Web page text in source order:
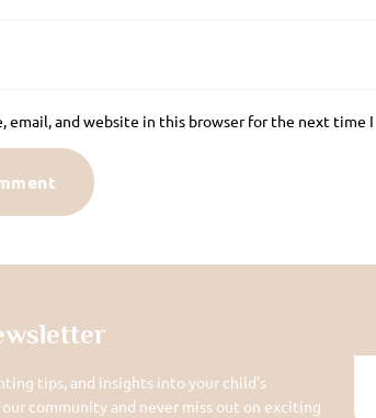
email, and website in this browser for the next time
tips, and insights into your child's
community and never miss out on exciting